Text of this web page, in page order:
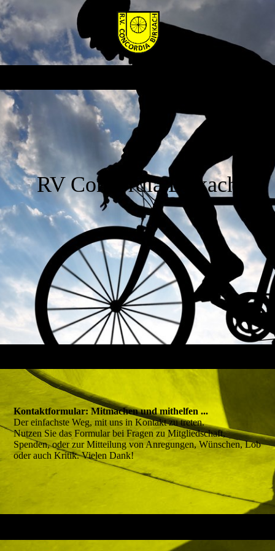
RV Concordia Birkach
Kontaktformular: Mitmachen und mithelfen ...
Der einfachste Weg, mit uns in Kontakt zu treten.
Nutzen Sie das Formular bei Fragen zu Mitgliedschaft,
Spenden, oder zur Mitteilung von Anregungen, Wünschen, Lob
oder auch Kritik. Vielen Dank!